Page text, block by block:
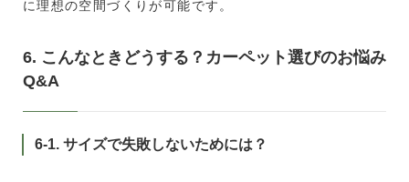
に理想の空間づくりが可能です。
6. こんなときどうする？カーペット選びのお悩み
Q&A
6-1. サイズで失敗しないためには？